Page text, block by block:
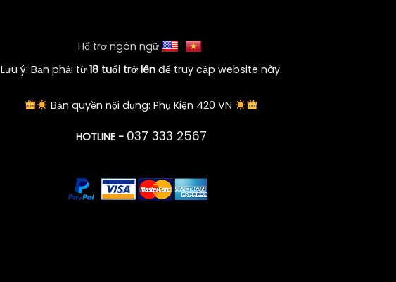
Hổ trợ ngôn ngữ
Lưu ý: Bạn phải từ 18 tuổi trở lên để truy cập website này.
Bản quyền nội dụng: Phụ Kiện 420 VN
HOTLINE - 037 333 2567